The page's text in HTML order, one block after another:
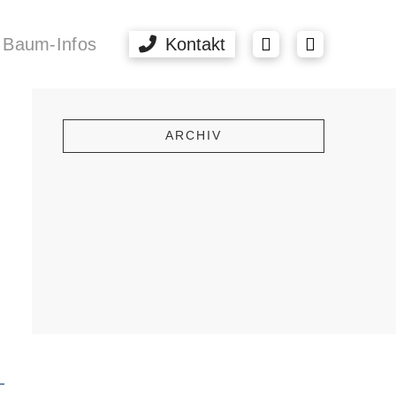
Baum-Infos Kontakt
ARCHIV